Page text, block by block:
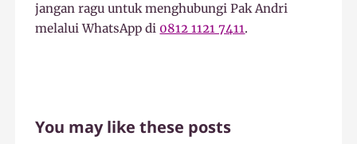
jangan ragu untuk menghubungi Pak Andri
melalui WhatsApp di 0812 1121 7411.
You may like these posts